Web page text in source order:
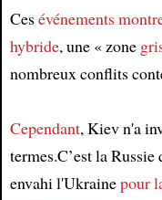
Cesévénements
hybride, une « zone
nombreux conflits
Cependant, Kiev n'a
termes.C’est la
envahi l'Ukrainepour